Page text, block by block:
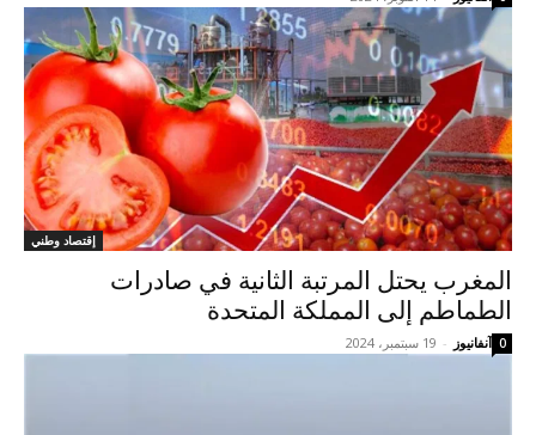
إقتصاد وطني
المغرب يحتل المرتبة الثانية في صادرات
الطماطم إلى المملكة المتحدة
آنفانيوز - 19 سبتمبر، 2024 0